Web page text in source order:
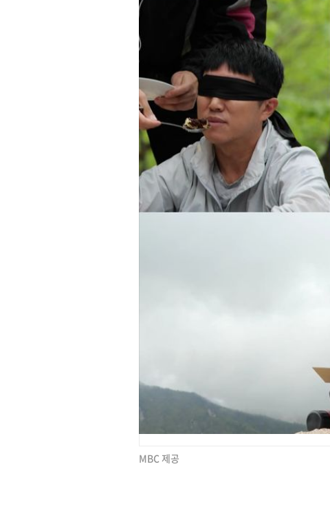
MBC 제공